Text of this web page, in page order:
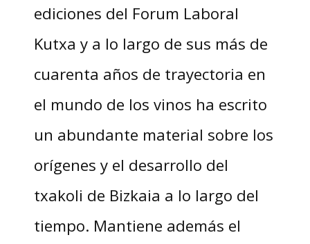
ediciones del Forum Laboral
Kutxa y a lo largo de sus más de
cuarenta años de trayectoria en
el mundo de los vinos ha escrito
un abundante material sobre los
orígenes y el desarrollo del
txakoli de Bizkaia a lo largo del
tiempo. Mantiene además el